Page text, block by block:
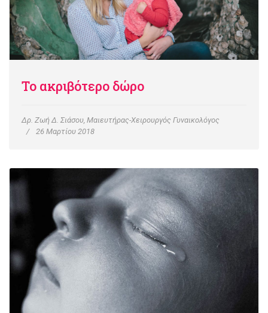
Το ακριβότερο δώρο
Δρ. Ζωή Δ. Σιάσου, Μαιευτήρας-Χειρουργός Γυναικολόγος
26 Μαρτίου 2018